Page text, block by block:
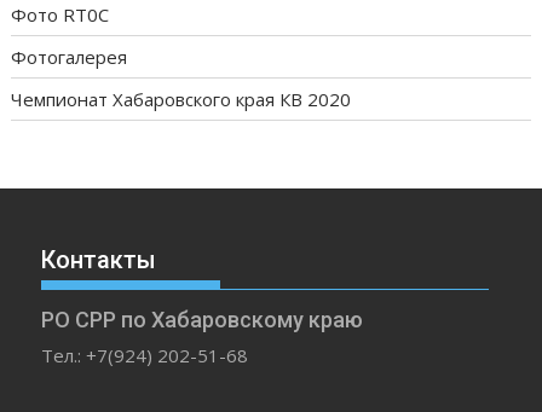
Фото RT0C
Фотогалерея
Чемпионат Хабаровского края КВ 2020
Контакты
РО СРР по Хабаровскому краю
Тел.: +7(924) 202-51-68